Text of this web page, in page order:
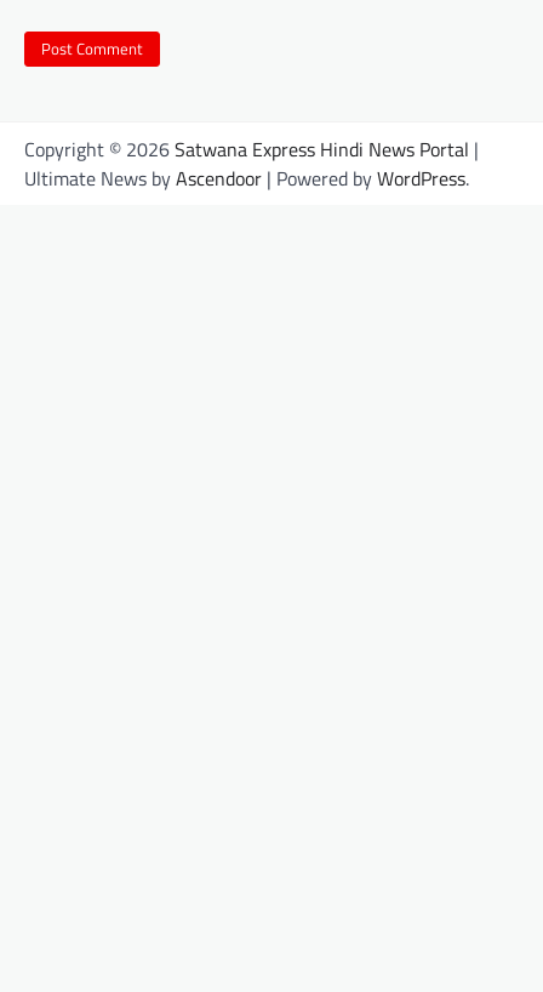
Copyright © 2026Satwana Express Hindi News Portal |
Ultimate News byAscendoor | Powered byWordPress.